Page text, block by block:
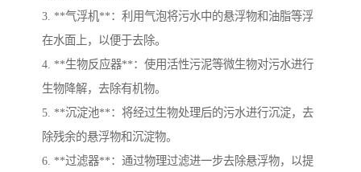
3. **气浮机**：利用气泡将污水中的悬浮物和油脂等浮
在水面上，以便于去除。
4. **生物反应器**：使用活性污泥等微生物对污水进行
生物降解，去除有机物。
5. **沉淀池**：将经过生物处理后的污水进行沉淀，去
除残余的悬浮物和沉淀物。
6. **过滤器**：通过物理过滤进一步去除悬浮物，以提